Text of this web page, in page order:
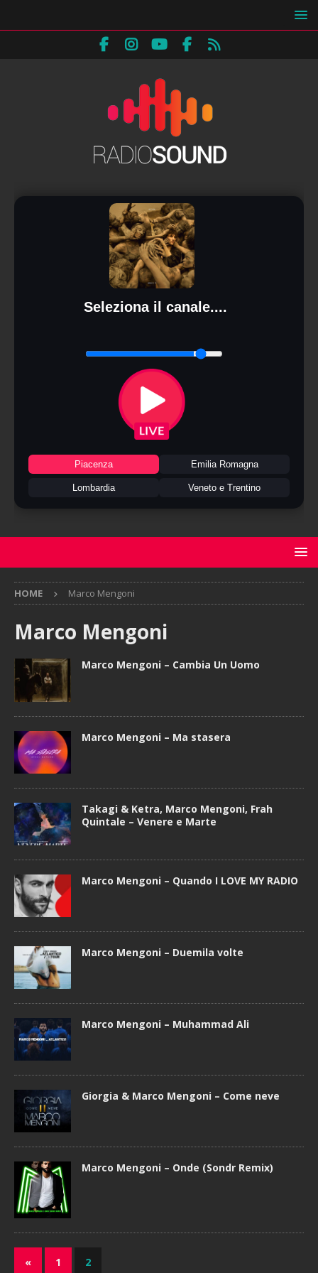
Seleziona il canale....
Piacenza Emilia Romagna
Lombardia Veneto e Trentino
HOME Marco Mengoni
Marco Mengoni
Marco Mengoni – Cambia Un Uomo
Marco Mengoni – Ma stasera
Takagi & Ketra, Marco Mengoni, Frah
Quintale – Venere e Marte
Marco Mengoni – Quando I LOVE MY RADIO
Marco Mengoni – Duemila volte
Marco Mengoni – Muhammad Ali
Giorgia & Marco Mengoni – Come neve
Marco Mengoni – Onde (Sondr Remix)
« 1 2